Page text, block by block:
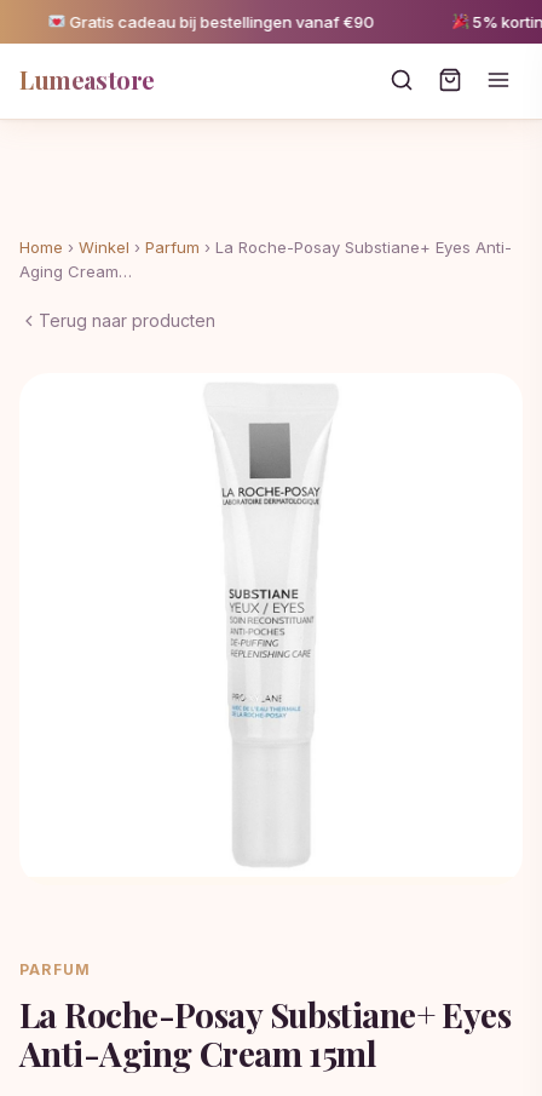
Gratis cadeau bij bestellingen vanaf €90 5% korting
Lumeastore
Home › Winkel › Parfum › La Roche-Posay Substiane+ Eyes Anti-
Aging Cream…
Terug naar producten
PARFUM
La Roche-Posay Substiane+ Eyes
Anti-Aging Cream 15ml